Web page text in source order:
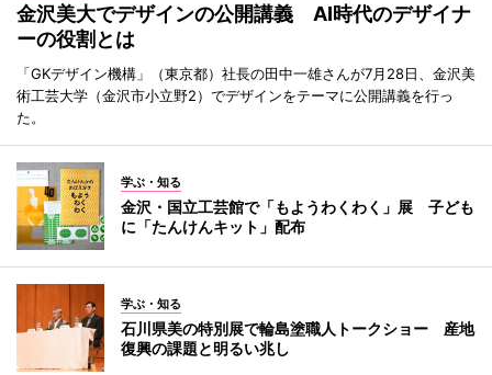
金沢美大でデザインの公開講義 AI時代のデザイナ
ーの役割とは
「GKデザイン機構」（東京都）社長の田中一雄さんが7月28日、金沢美
術工芸大学（金沢市小立野2）でデザインをテーマに公開講義を行っ
た。
学ぶ・知る
金沢・国立工芸館で「もようわくわく」展 子ども
に「たんけんキット」配布
学ぶ・知る
石川県美の特別展で輪島塗職人トークショー 産地
復興の課題と明るい兆し